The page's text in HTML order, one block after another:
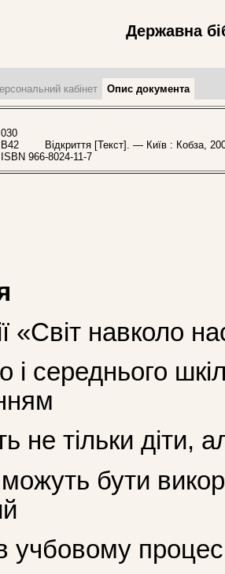
Державна
кабінет Опис документа
030
В42
Відкриття [Текст]. — Київ : Кобза,
ISBN 966-8024-11-7
«Світ навколо
середнього
не тільки діти,
бути
учбовому